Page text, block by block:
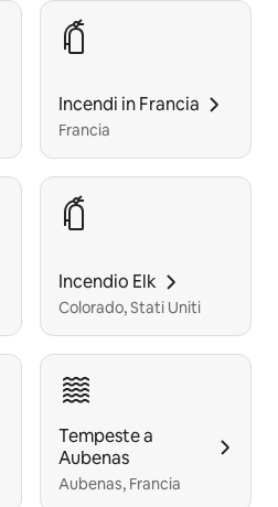
Incendi in Francia
Francia
Incendio Elk
Colorado, Stati Uniti
Tempeste a
Aubenas
Aubenas, Francia